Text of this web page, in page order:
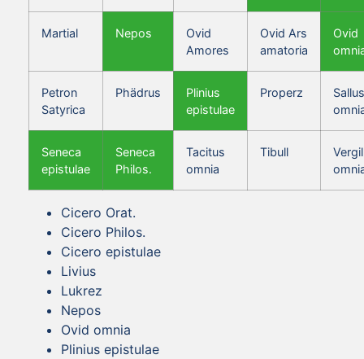
Martial Nepos
Ovid
Amores
Ovid Ars
amatoria
Ovid
Petron
Satyrica
Phädrus
Plinius
epistulae
Properz
Seneca
epistulae
Seneca
Philos.
Tacitus
omnia
Tibull
Vergil
Cicero Orat.
Cicero Philos.
Cicero epistulae
Livius
Lukrez
Nepos
Ovid omnia
Plinius epistulae